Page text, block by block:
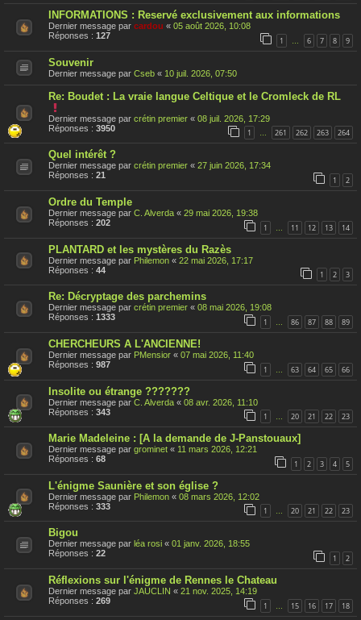
INFORMATIONS : Reservé exclusivement aux informations
Dernier message par cardou « 05 août 2026, 10:08
Réponses : 127 1 6 7 8 9
Souvenir
Dernier message par Cseb « 10 juil. 2026, 07:50
Re: Boudet : La vraie langue Celtique et le Cromleck de RL
e
s
e
t
a
é
r
a
o
r
t
Dernier message par crétin premier « 08 juil. 2026, 17:29
Réponses : 3950 1 … 261 262 263 264
Quel intérêt ?
Dernier message par crétin premier « 27 juin 2026, 17:34
Réponses : 21 1 2
Ordre du Temple
Dernier message par C. Alverda « 29 mai 2026, 19:38
Réponses : 202 1 11 12 13 14
PLANTARD et les mystères du Razès
Dernier message par Philemon « 22 mai 2026, 17:17
Réponses : 44 1 2 3
Re: Décryptage des parchemins
Dernier message par crétin premier « 08 mai 2026, 19:08
Réponses : 1333 1 86 87 88 89
CHERCHEURS A L'ANCIENNE!
Dernier message par PMensior « 07 mai 2026, 11:40
Réponses : 987 1 63 64 65 66
Insolite ou étrange ???????
Dernier message par C. Alverda « 08 avr. 2026, 11:10
Réponses : 343 1 … 20 21 22 23
Marie Madeleine : [A la demande de J-Panstouaux]
Dernier message par grominet « 11 mars 2026, 12:21
Réponses : 68 1 2 3 4 5
L'énigme Saunière et son église ?
Dernier message par Philemon « 08 mars 2026, 12:02
Réponses : 333 1 … 20 21 22 23
Bigou
Dernier message par léa rosi « 01 janv. 2026, 18:55
Réponses : 22 1 2
Réflexions sur l'énigme de Rennes le Chateau
Dernier message par JAUCLIN « 21 nov. 2025, 14:19
Réponses : 269 1 15 16 17 18